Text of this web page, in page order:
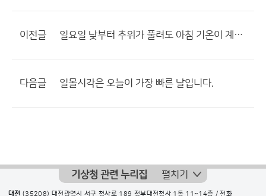
이전글 일요일 낮부터 추위가 풀려도 아침 기온이 계속 영하권
다음글 일몰시각은 오늘이 가장 빠른 날입니다.
기상청 관련 누리집 펼치기
대전 (35208) 대전광역시 서구 청사로 189 정부대전청사 1동 11~14층 / 전화